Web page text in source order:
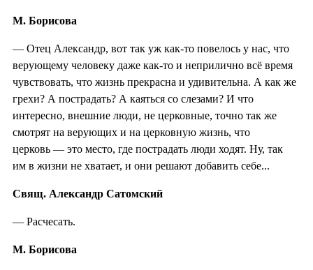
М. Борисова
— Отец Александр, вот так уж как-то повелось у нас, что
верующему человеку даже как-то и неприлично всё время
чувствовать, что жизнь прекрасна и удивительна. А как же
грехи? А пострадать? А каяться со слезами? И что
интересно, внешние люди, не церковные, точно так же
смотрят на верующих и на церковную жизнь, что
церковь — это место, где пострадать люди ходят. Ну, так
им в жизни не хватает, и они решают добавить себе...
Свящ. Александр Сатомский
— Расчесать.
М. Борисова